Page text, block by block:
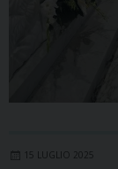
15 LUGLIO 2025